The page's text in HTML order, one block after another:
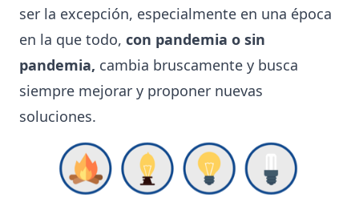
ser la excepción, especialmente en una época
en la que todo, con pandemia o sin
pandemia, cambia bruscamente y busca
siempre mejorar y proponer nuevas
soluciones.